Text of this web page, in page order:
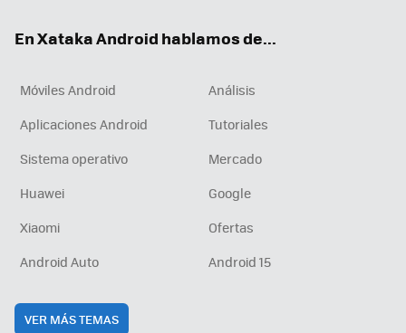
En Xataka Android hablamos de...
Móviles Android
Análisis
Aplicaciones Android
Tutoriales
Sistema operativo
Mercado
Huawei
Google
Xiaomi
Ofertas
Android Auto
Android 15
VER MÁS TEMAS